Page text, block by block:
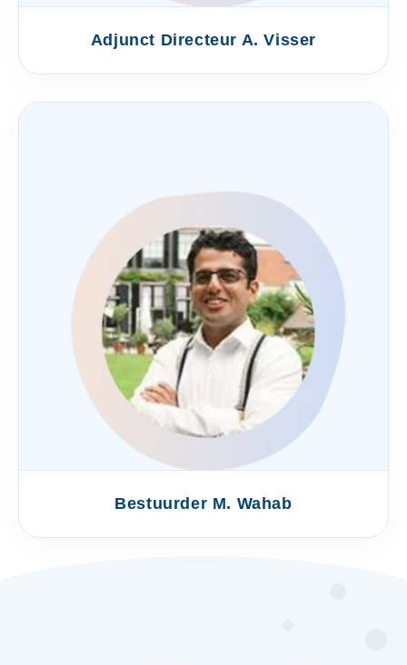
Adjunct Directeur A. Visser
Bestuurder M. Wahab